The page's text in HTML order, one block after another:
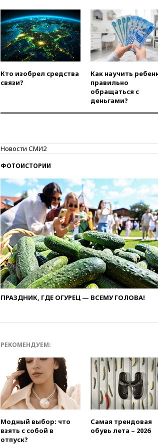
Кто изобрел средства
связи?
Как научить
правильно
обращаться с
деньгами?
Новости СМИ2
ФОТОИСТОРИИ
ПРАЗДНИК, ГДЕ ОГУРЕЦ — ВСЕМУ ГОЛОВА!
РЕКОМЕНДУЕМ:
Модный выбор: что
взять с собой в
отпуск?
Самая трендовая
обувь лета – 2026